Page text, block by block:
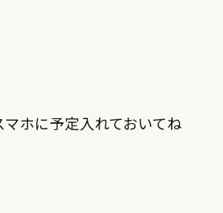
ホに予定入れておいてね